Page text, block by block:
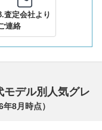
査定会社より
連絡
デル別人気グレ
年8月 時点）